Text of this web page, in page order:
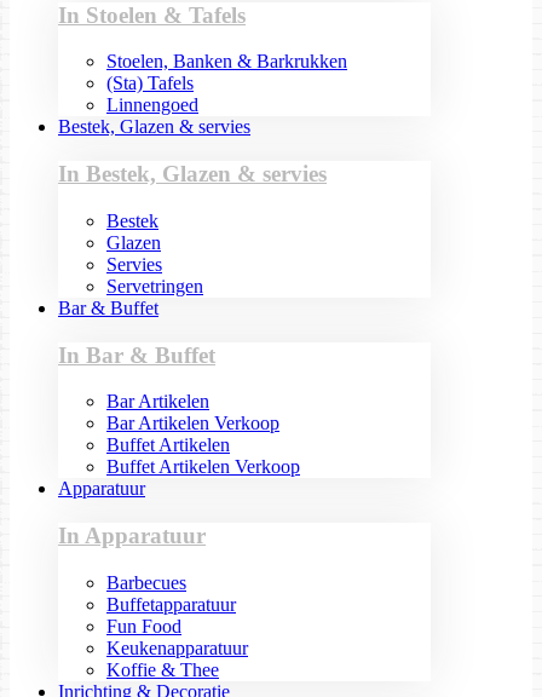
In Stoelen & Tafels
Stoelen, Banken & Barkrukken
(Sta) Tafels
Linnengoed
Bestek, Glazen & servies
In Bestek, Glazen & servies
Bestek
Glazen
Servies
Servetringen
Bar & Buffet
In Bar & Buffet
Bar Artikelen
Bar Artikelen Verkoop
Buffet Artikelen
Buffet Artikelen Verkoop
Apparatuur
In Apparatuur
Barbecues
Buffetapparatuur
Fun Food
Keukenapparatuur
Koffie & Thee
Inrichting & Decoratie